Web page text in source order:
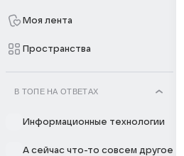
Моя лента
Пространства
В ТОПЕ НА ОТВЕТАХ
Информационные технологии
А сейчас что-то совсем другое